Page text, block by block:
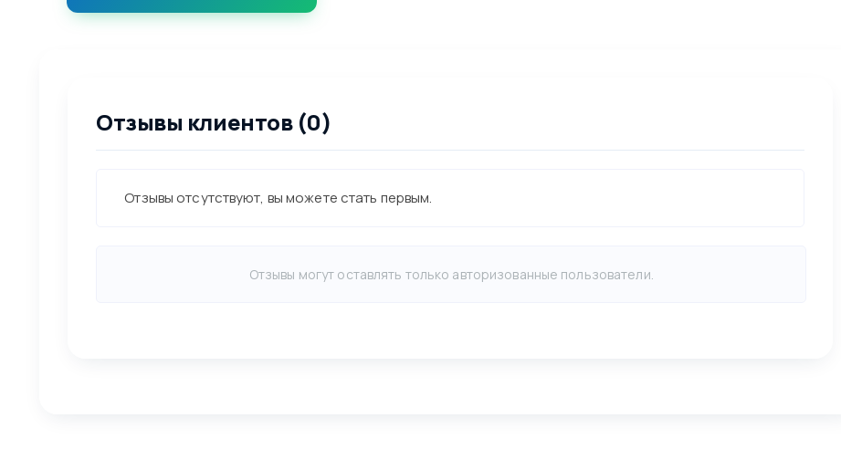
Отзывы клиентов (0)
Отзывы отсутствуют, вы можете стать первым.
Отзывы могут оставлять только авторизованные пользователи.